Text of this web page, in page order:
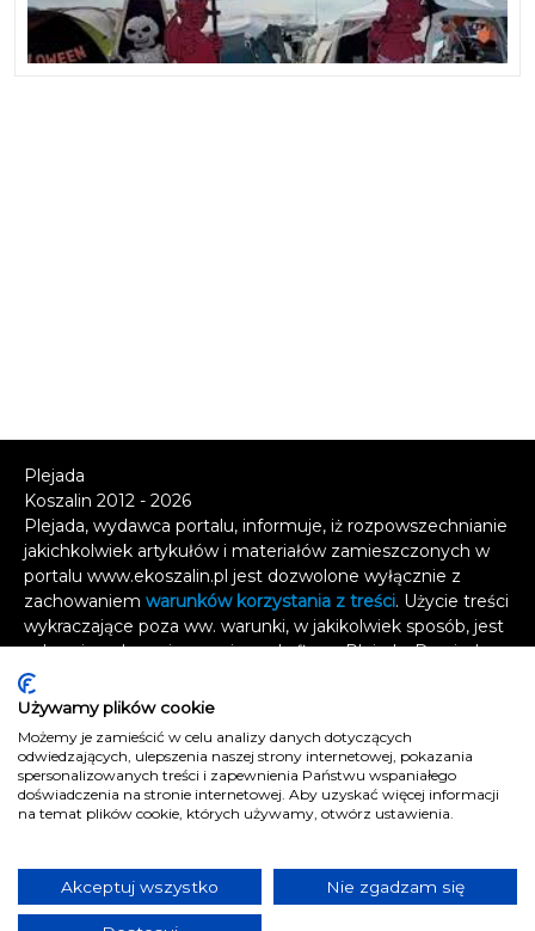
Plejada
Koszalin 2012 - 2026
Plejada, wydawca portalu, informuje, iż rozpowszechnianie
jakichkolwiek artykułów i materiałów zamieszczonych w
portalu www.ekoszalin.pl jest dozwolone wyłącznie z
zachowaniem warunków korzystania z treści. Użycie treści
wykraczające poza ww. warunki, w jakikolwiek sposób, jest
zabronione bez pisemnej zgody firmy Plejada. Dowiedz
się, w jaki sposób możesz uzyskać
wykorzystanie treści.
Naruszenie tych zasad jest łamaniem prawa i grozi
odpowiedzialnością karną.
Wszelkie prawa zastrzeżone.
Kontakt
Polityka prywatności
Używamy plików cookie
Możemy je zamieścić w celu analizy danych dotyczących
odwiedzających, ulepszenia naszej strony internetowej, pokazania
spersonalizowanych treści i zapewnienia Państwu wspaniałego
doświadczenia na stronie internetowej. Aby uzyskać więcej informacji
na temat plików cookie, których używamy, otwórz ustawienia.
Akceptuj wszystko Nie zgadzam się